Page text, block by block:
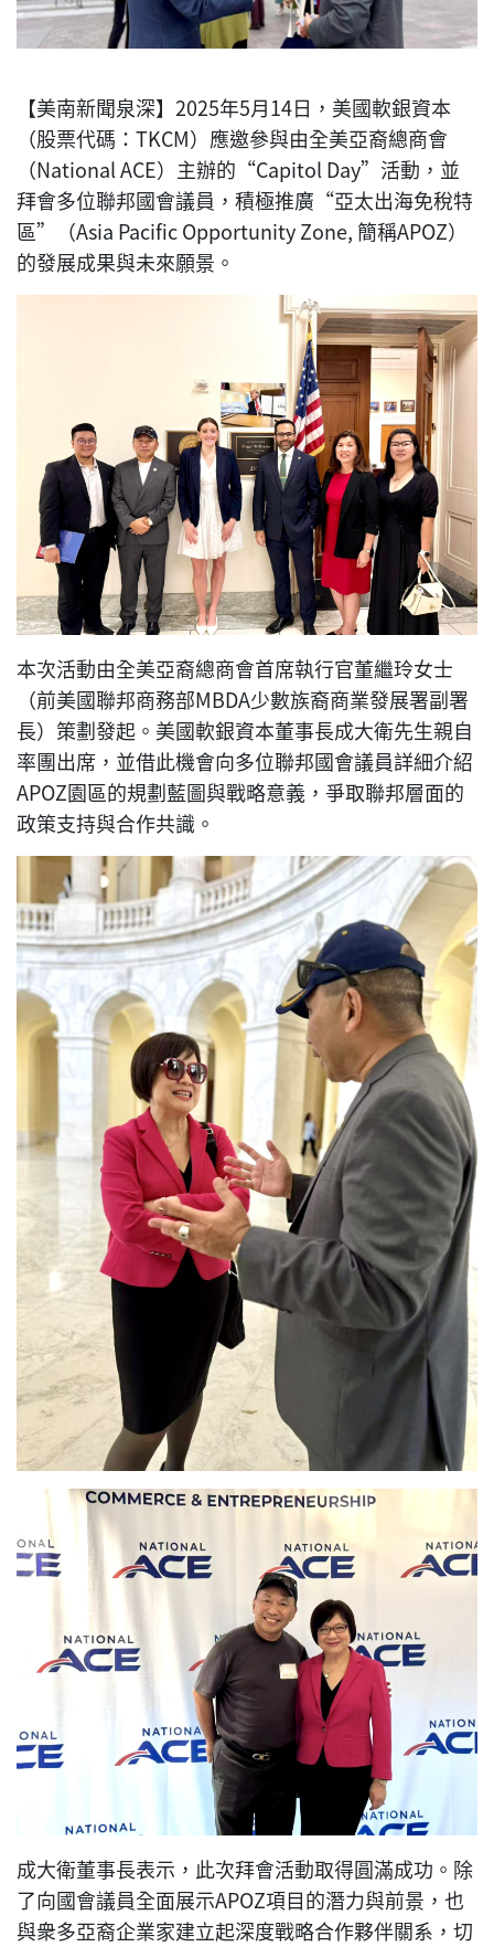
【美南新聞泉深】2025年5月14日，美國軟銀資本
（股票代碼：TKCM）應邀參與由全美亞裔總商會
（National ACE）主辦的“Capitol Day”活動，並
拜會多位聯邦國會議員，積極推廣“亞太出海免稅特
區”（Asia Pacific Opportunity Zone, 簡稱APOZ）
的發展成果與未來願景。
本次活動由全美亞裔總商會首席執行官董繼玲女士
（前美國聯邦商務部MBDA少數族裔商業發展署副署
長）策劃發起。美國軟銀資本董事長成大衛先生親自
率團出席，並借此機會向多位聯邦國會議員詳細介紹
APOZ園區的規劃藍圖與戰略意義，爭取聯邦層面的
政策支持與合作共識。
成大衛董事長表示，此次拜會活動取得圓滿成功。除
了向國會議員全面展示APOZ項目的潛力與前景，也
與衆多亞裔企業家建立起深度戰略合作夥伴關系，切